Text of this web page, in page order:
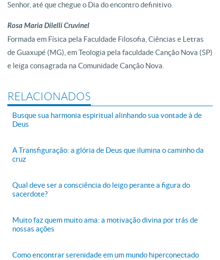
Senhor, até que chegue o Dia do encontro definitivo.
Rosa Maria Dilelli Cruvinel
Formada em Física pela Faculdade Filosofia, Ciências e Letras
de Guaxupé (MG), em Teologia pela faculdade Canção Nova (SP)
e leiga consagrada na Comunidade Canção Nova.
RELACIONADOS
Busque sua harmonia espiritual alinhando sua vontade à de
Deus
A Transfiguração: a glória de Deus que ilumina o caminho da
cruz
Qual deve ser a consciência do leigo perante a figura do
sacerdote?
Muito faz quem muito ama: a motivação divina por trás de
nossas ações
Como encontrar serenidade em um mundo hiperconectado